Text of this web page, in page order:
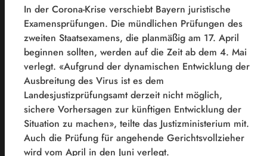
In der Corona-Krise verschiebt Bayern juristische
Examensprüfungen. Die mündlichen Prüfungen des
zweiten Staatsexamens, die planmäßig am 17. April
beginnen sollten, werden auf die Zeit ab dem 4. Mai
verlegt. «Aufgrund der dynamischen Entwicklung der
Ausbreitung des Virus ist es dem
Landesjustizprüfungsamt derzeit nicht möglich,
sichere Vorhersagen zur künftigen Entwicklung der
Situation zu machen», teilte das Justizministerium mit.
Auch die Prüfung für angehende Gerichtsvollzieher
wird vom April in den Juni verlegt.